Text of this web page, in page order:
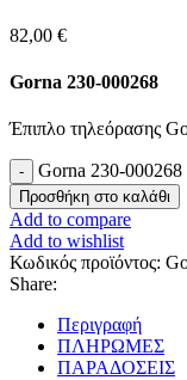
82,00 €
Gorna 230-000268
Έπιπλο τηλεόρασης
Gorna 230-000268
Προσθήκη στο καλάθι
Add to compare
Add to wishlist
Κωδικός προϊόντος:
Share:
Περιγραφή
ΠΛΗΡΩΜΕΣ
ΠΑΡΑΔΟΣΕΙΣ